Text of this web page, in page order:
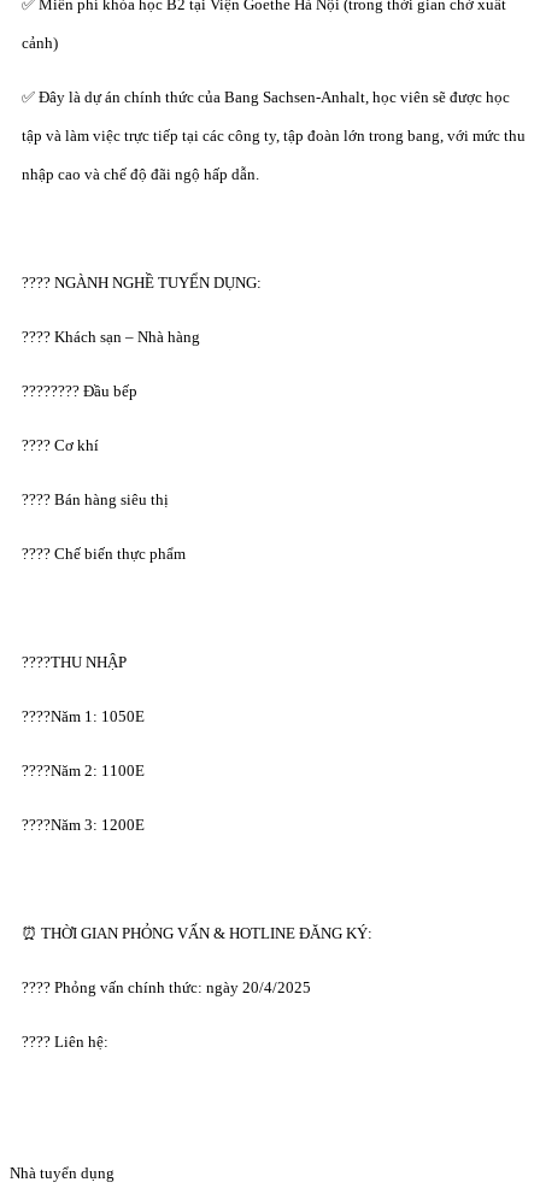
✅ Miễn phí khóa học B2 tại Viện Goethe Hà Nội (trong thời gian chờ xuất
cảnh)
✅ Đây là dự án chính thức của Bang Sachsen-Anhalt, học viên sẽ được học
tập và làm việc trực tiếp tại các công ty, tập đoàn lớn trong bang, với mức thu
nhập cao và chế độ đãi ngộ hấp dẫn.
???? NGÀNH NGHỀ TUYỂN DỤNG:
????️ Khách sạn – Nhà hàng
????‍???? Đầu bếp
???? Cơ khí
???? Bán hàng siêu thị
???? Chế biến thực phẩm
????THU NHẬP
????Năm 1: 1050E
????Năm 2: 1100E
????Năm 3: 1200E
⏰ THỜI GIAN PHỎNG VẤN & HOTLINE ĐĂNG KÝ:
???? Phỏng vấn chính thức: ngày 20/4/2025
???? Liên hệ:
Nhà tuyển dụng